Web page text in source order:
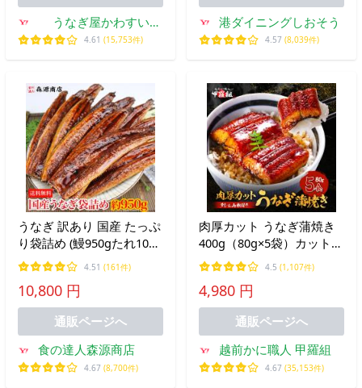
うなぎ屋かわすい
Yahoo!ショッピング店
4.61 (15,753件)
港ダイニングしおそう
4.57 (8,039件)
うなぎ 訳あり 国産 たっぷ
り袋詰め (鰻950gたれ10
個) 目方売り ウナギ 蒲焼
き 総重量 1kg
4.51 (161件)
10,800 円
通販ページへ
食の達人森源商店
4.67 (8,700件)
肉厚カット うなぎ蒲焼き
400g（80g×5袋）カット
うなぎ きざみ タレ 山椒付
き 送料無料 爆買
4.5 (1,107件)
4,980 円
通販ページへ
越前かに職人 甲羅組
4.67 (35,153件)